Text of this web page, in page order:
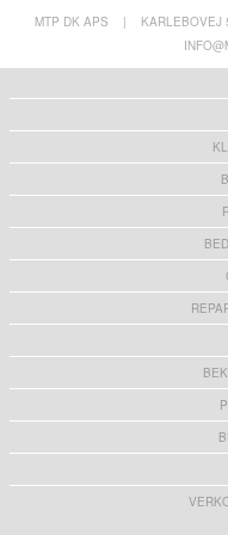
MTP DK APS | KARLEBOVEJ